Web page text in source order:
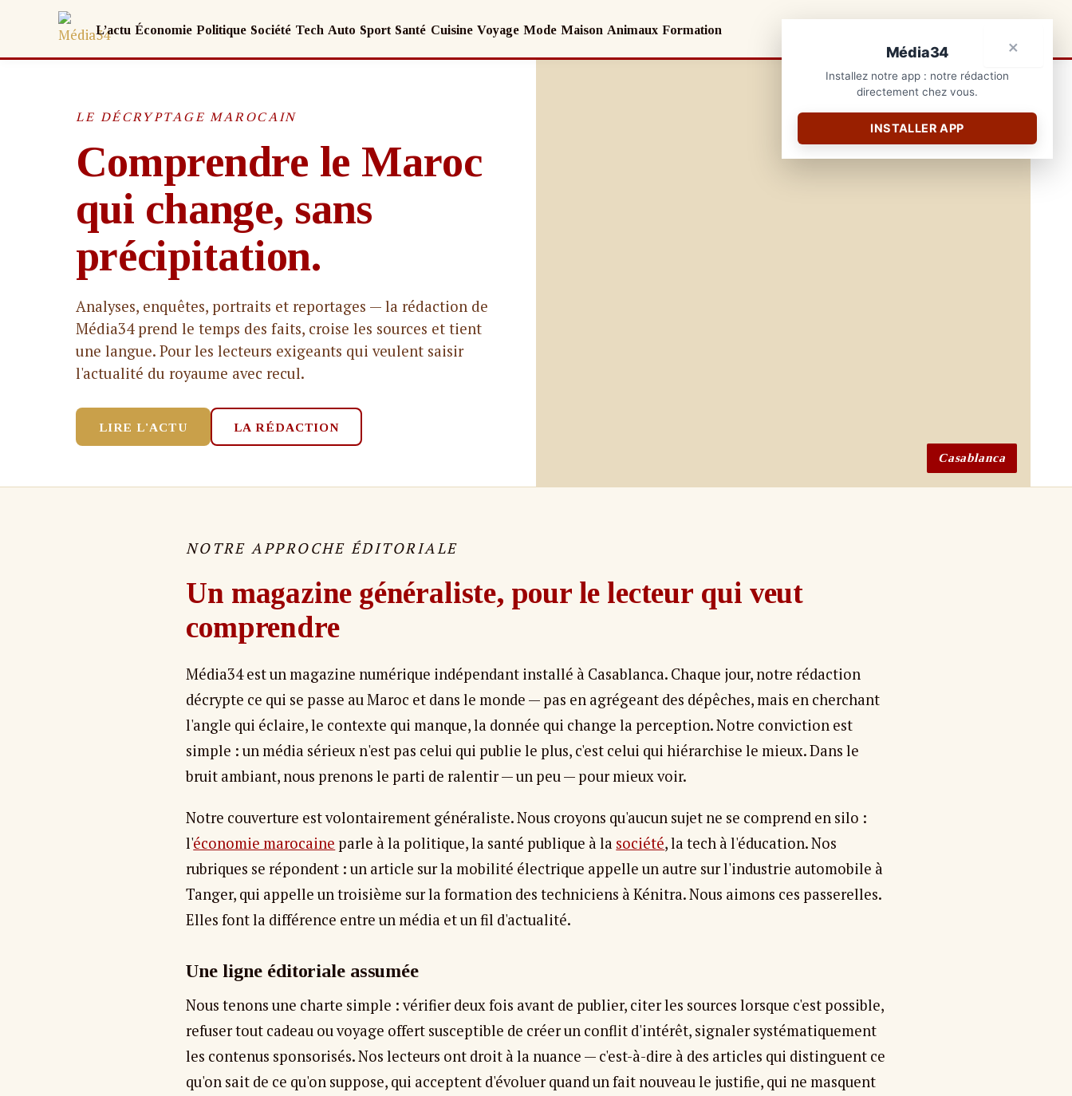
L’actu Économie Politique Société Tech Auto Sport Santé Cuisine Voyage Mode Maison Animaux Formation
LE DÉCRYPTAGE MAROCAIN
Comprendre le Maroc
qui change, sans
précipitation.
Analyses, enquêtes, portraits et reportages — la rédaction de
Média34 prend le temps des faits, croise les sources et tient
une langue. Pour les lecteurs exigeants qui veulent saisir
l'actualité du royaume avec recul.
LIRE L'ACTU LA RÉDACTION
Casablanca
NOTRE APPROCHE ÉDITORIALE
Un magazine généraliste, pour le lecteur qui veut
comprendre
Média34 est un magazine numérique indépendant installé à Casablanca. Chaque jour, notre rédaction
décrypte ce qui se passe au Maroc et dans le monde — pas en agrégeant des dépêches, mais en cherchant
l'angle qui éclaire, le contexte qui manque, la donnée qui change la perception. Notre conviction est
simple : un média sérieux n'est pas celui qui publie le plus, c'est celui qui hiérarchise le mieux. Dans le
bruit ambiant, nous prenons le parti de ralentir — un peu — pour mieux voir.
Notre couverture est volontairement généraliste. Nous croyons qu'aucun sujet ne se comprend en silo :
l'économie marocaine parle à la politique, la santé publique à la société, la tech à l'éducation. Nos
rubriques se répondent : un article sur la mobilité électrique appelle un autre sur l'industrie automobile à
Tanger, qui appelle un troisième sur la formation des techniciens à Kénitra. Nous aimons ces passerelles.
Elles font la différence entre un média et un fil d'actualité.
Une ligne éditoriale assumée
Nous tenons une charte simple : vérifier deux fois avant de publier, citer les sources lorsque c'est possible,
refuser tout cadeau ou voyage offert susceptible de créer un conflit d'intérêt, signaler systématiquement
les contenus sponsorisés. Nos lecteurs ont droit à la nuance — c'est-à-dire à des articles qui distinguent ce
qu'on sait de ce qu'on suppose, qui acceptent d'évoluer quand un fait nouveau le justifie, qui ne masquent
×
Média34
Installez notre app : notre rédaction
directement chez vous.
INSTALLER APP